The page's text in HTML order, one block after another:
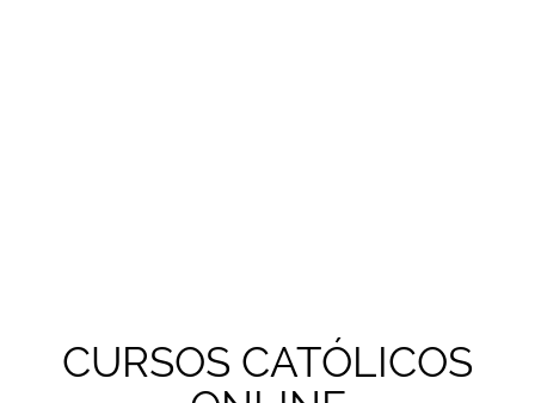
CURSOS CATÓLICOS